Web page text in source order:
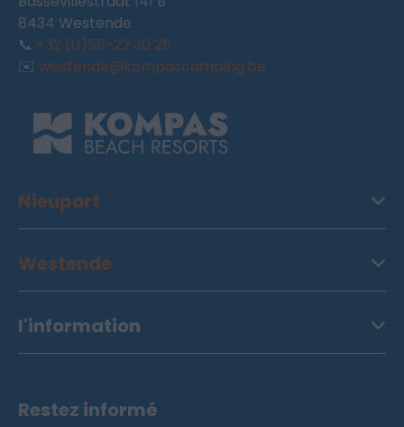
8434 Westende
📞 +32 (0)58-22 30 25
✉️ westende@kompascamping.be
Nieuport
Westende
l'information
Restez informé